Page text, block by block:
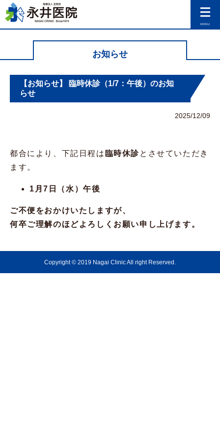
MENU
お知らせ
【お知らせ】 臨時休診（1/7：午後）のお知
らせ
2025/12/09
都合により、下記日程は 臨時休診とさせていただき
ます。
1月7日（水）午後
ご不便をおかけいたしますが、
何卒ご理解のほどよろしくお願い申し上げます。
Copyright © 2019 Nagai Clinic All right Reserved.